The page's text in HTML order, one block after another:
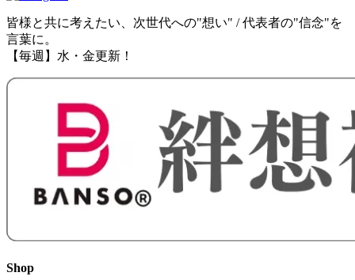
皆様と共に考えたい、次世代への"想い" / 代表者の"信念"を
言葉に。
【毎週】水・金更新！
Shop